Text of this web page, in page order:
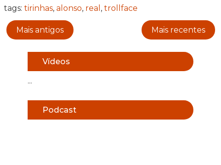
tags: tirinhas, alonso, real , trollface
Mais antigos Mais recentes
Vídeos
...
Podcast